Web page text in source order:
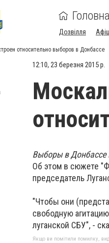
Головна
Дозвілля
относительно выборов в Донбассе
12:10, 23 березня 2015 р.
Выборы в Донбассе
Об этом в сюжете
председатель
"Чтобы они
свободную
луганской СБУ", -
Якщо ви помітили помилку,